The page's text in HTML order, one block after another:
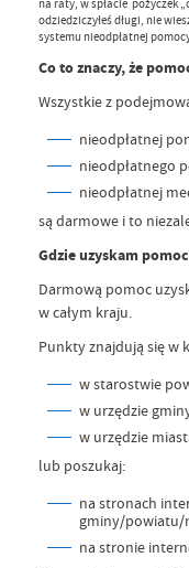
na raty, w spłacie pożyczek
odziedziczyłeś długi, nie
systemu nieodpłatnej
Co to znaczy, że
Wszystkie z
nieodpłatnej
nieodpłatnego
nieodpłatnej
są darmowe i to
Gdzie uzyskam
Darmową pomoc
w całym kraju.
Punkty znajdują się w
w starostwie
w urzędzie
w urzędzie
lub poszukaj:
na stronach
gminy/powiatu/
na stronie